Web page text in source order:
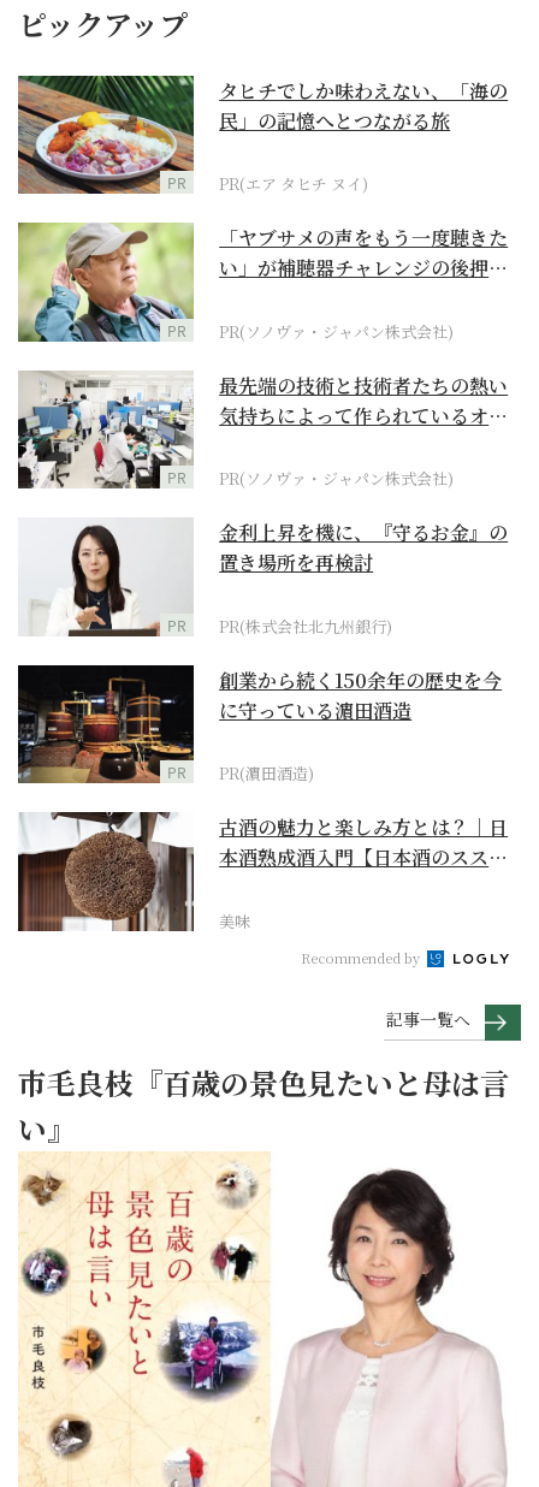
ピックアップ
PR
タヒチでしか味わえない、「海の
民」の記憶へとつながる旅
PR(エア タヒチ ヌイ)
PR
「ヤブサメの声をもう一度聴きた
い」が補聴器チャレンジの後押し
PR(ソノヴァ・ジャパン株式会社)
PR
最先端の技術と技術者たちの熱い
気持ちによって作られているオー
PR(ソノヴァ・ジャパン株式会社)
PR
金利上昇を機に、『守るお金』の
置き場所を再検討
PR(株式会社北九州銀行)
PR
創業から続く150余年の歴史を今
に守っている濵田酒造
PR(濵田酒造)
古酒の魅力と楽しみ方とは？｜日
本酒熟成酒入門【日本酒のスス
美味
Recommended by
記事一覧へ
市毛良枝『百歳の景色見たいと母は言
い』